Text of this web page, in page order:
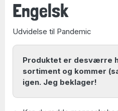
Engelsk
Udvidelse til Pandemic
Produktet er desværre
sortiment og kommer
igen. Jeg beklager!